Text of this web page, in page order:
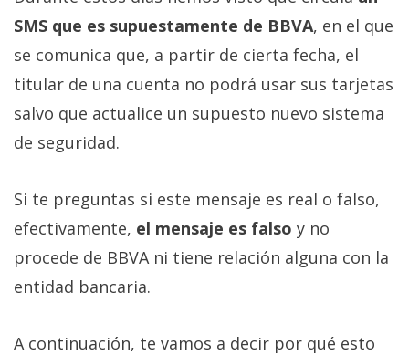
SMS que es supuestamente de BBVA, en el que
se comunica que, a partir de cierta fecha, el
titular de una cuenta no podrá usar sus tarjetas
salvo que actualice un supuesto nuevo sistema
de seguridad.
Si te preguntas si este mensaje es real o falso,
efectivamente, el mensaje es falso y no
procede de BBVA ni tiene relación alguna con la
entidad bancaria.
A continuación, te vamos a decir por qué esto